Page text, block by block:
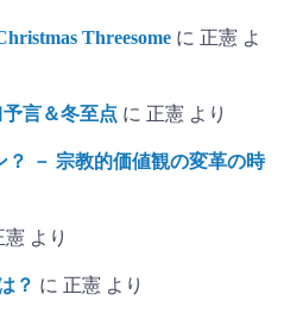
Threesome に 正憲 よ
言＆冬至点 に 正憲 より
－ 宗教的価値観の変革の時
憲 より
？ に 正憲 より